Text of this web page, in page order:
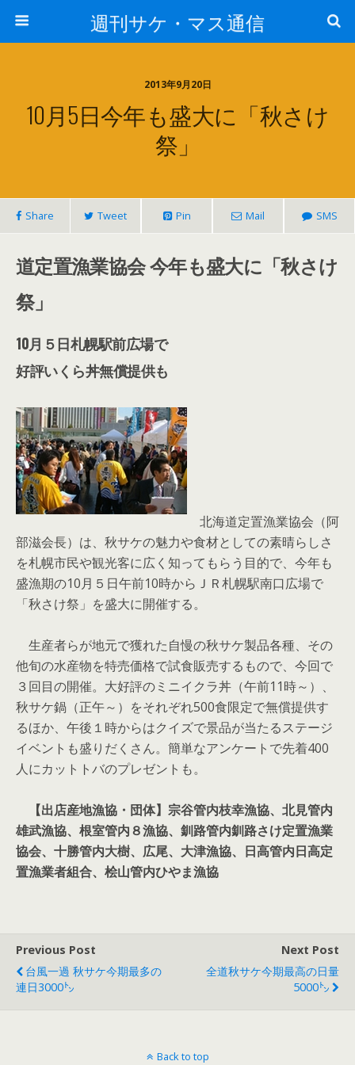
週刊サケ・マス通信
2013年9月20日
10月5日今年も盛大に「秋さけ
祭」
Share Tweet Pin Mail SMS
道定置漁業協会 今年も盛大に「秋さけ
祭」
10月５日札幌駅前広場で
好評いくら丼無償提供も
北海道定置漁業協会（阿
部滋会長）は、秋サケの魅力や食材としての素晴らしさ
を札幌市民や観光客に広く知ってもらう目的で、今年も
盛漁期の10月５日午前10時からＪＲ札幌駅南口広場で
「秋さけ祭」を盛大に開催する。
生産者らが地元で獲れた自慢の秋サケ製品各種、その
他旬の水産物を特売価格で試食販売するもので、今回で
３回目の開催。大好評のミニイクラ丼（午前11時～）、
秋サケ鍋（正午～）をそれぞれ500食限定で無償提供す
るほか、午後１時からはクイズで景品が当たるステージ
イベントも盛りだくさん。簡単なアンケートで先着400
人にカットトバのプレゼントも。
【出店産地漁協・団体】宗谷管内枝幸漁協、北見管内
雄武漁協、根室管内８漁協、釧路管内釧路さけ定置漁業
協会、十勝管内大樹、広尾、大津漁協、日高管内日高定
置漁業者組合、桧山管内ひやま漁協
Previous Post
台風一過 秋サケ今期最多の
連日3000㌧
Next Post
全道秋サケ今期最高の日量
5000㌧
Back to top